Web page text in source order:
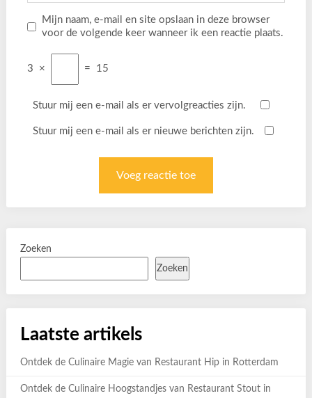
Mijn naam, e-mail en site opslaan in deze browser
voor de volgende keer wanneer ik een reactie plaats.
3 × = 15
Stuur mij een e-mail als er vervolgreacties zijn.
Stuur mij een e-mail als er nieuwe berichten zijn.
Zoeken
Zoeken
Laatste artikels
Ontdek de Culinaire Magie van Restaurant Hip in Rotterdam
Ontdek de Culinaire Hoogstandjes van Restaurant Stout in